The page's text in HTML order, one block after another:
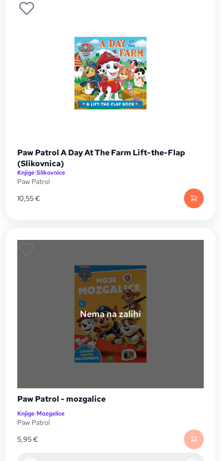
Paw Patrol A Day At The Farm Lift-the-Flap
(Slikovnica)
Knjige|Slikovnice
Paw Patrol
10,55€
Nema na zalihi
Paw Patrol - mozgalice
Knjige|Mozgalice
Paw Patrol
5,95€